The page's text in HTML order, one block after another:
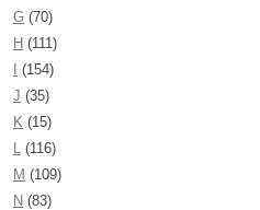
G (70)
H (111)
(154)
J (35)
K (15)
L (116)
M (109)
N (83)